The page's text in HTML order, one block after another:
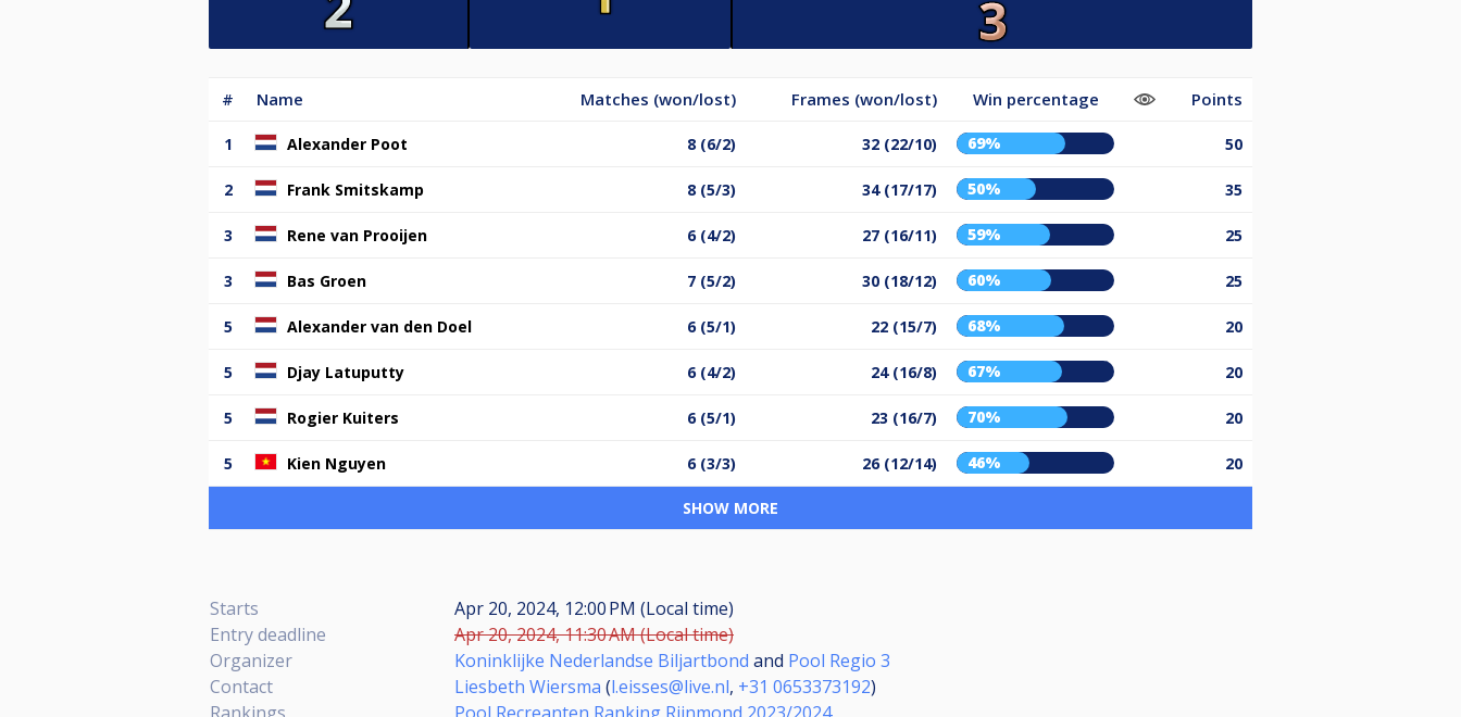
# Name Matches (won/lost) Frames (won/lost) Win percentage Points
1 Alexander Poot 8 (6/2) 32 (22/10) 69% 50
2 Frank Smitskamp 8 (5/3) 34 (17/17) 50% 35
3 Rene van Prooijen 6 (4/2) 27 (16/11) 59% 25
3 Bas Groen 7 (5/2) 30 (18/12) 60% 25
5 Alexander van den Doel 6 (5/1) 22 (15/7) 68% 20
5 Djay Latuputty 6 (4/2) 24 (16/8) 67% 20
5 Rogier Kuiters 6 (5/1) 23 (16/7) 70% 20
5 Kien Nguyen 6 (3/3) 26 (12/14) 46% 20
SHOW MORE
Starts
Apr 20, 2024, 12:00 PM (Local time)
Entry deadline
Apr 20, 2024, 11:30 AM (Local time)
Organizer
Koninklijke Nederlandse Biljartbond and Pool Regio 3
Contact
Liesbeth Wiersma (l.eisses@live.nl, +31 0653373192)
Rankings
Pool Recreanten Ranking Rijnmond 2023/2024